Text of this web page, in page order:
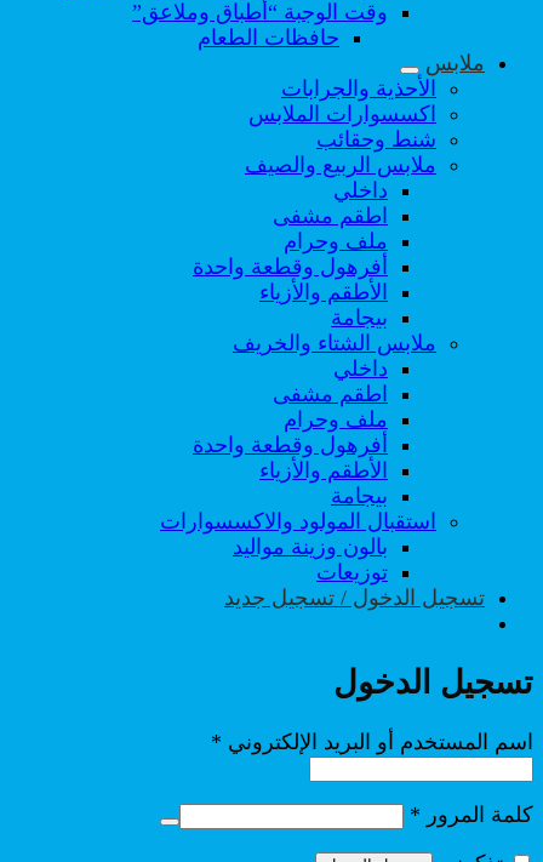
وقت الوجبة “أطباق وملاعق”
حافظات الطعام
ملابس
الأحذية والجرابات
اكسسوارات الملابس
شنط وحقائب
ملابس الربيع والصيف
داخلي
اطقم مشفى
ملف وحرام
أفرهول وقطعة واحدة
الأطقم والأزياء
بيجامة
ملابس الشتاء والخريف
داخلي
اطقم مشفى
ملف وحرام
أفرهول وقطعة واحدة
الأطقم والأزياء
بيجامة
استقبال المولود والاكسسوارات
بالون وزينة مواليد
توزيعات
تسجيل الدخول / تسجيل جديد
تسجيل الدخول
اسم المستخدم أو البريد الإلكتروني *
كلمة المرور *